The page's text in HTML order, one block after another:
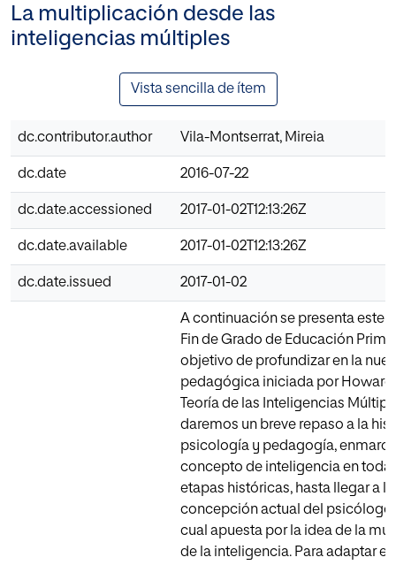
La multiplicación desde las
inteligencias múltiples
Vista sencilla de ítem
dc.contributor.author Vila-Montserrat, Mireia
dc.date 2016-07-22
dc.date.accessioned 2017-01-02T12:13:26Z
dc.date.available 2017-01-02T12:13:26Z
dc.date.issued 2017-01-02
A continuación se presenta este
Fin de Grado de Educación
objetivo de profundizar en la
pedagógica iniciada por Howard
Teoría de las Inteligencias
daremos un breve repaso a la
psicología y pedagogía,
concepto de inteligencia en
etapas históricas, hasta llegar a la
concepción actual del psicólogo
cual apuesta por la idea de la
de la inteligencia. Para adaptar